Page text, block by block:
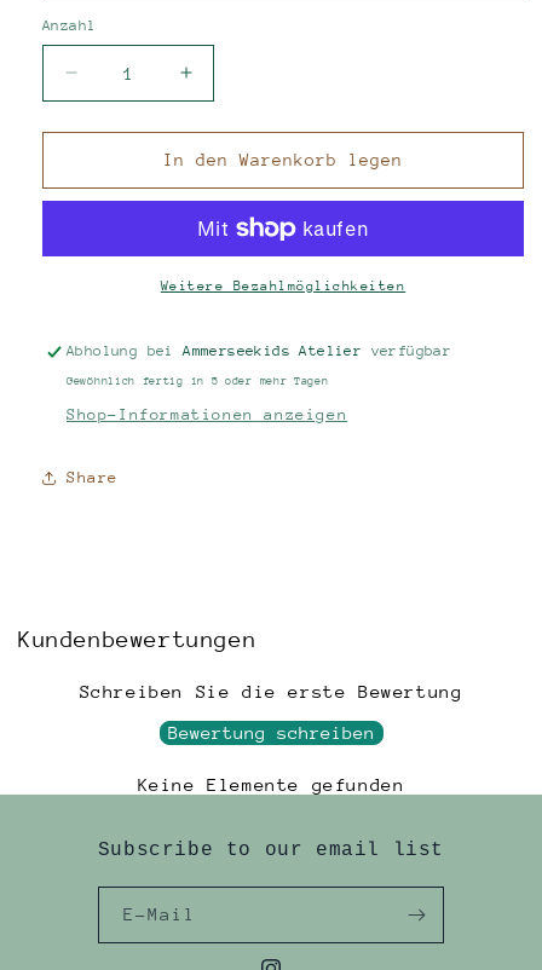
Anzahl
Verringere
die
Menge
Musseline
&amp;
Erhöhe
die
Menge
für
Musseline
Herzen
&amp;
Streifen
In den Warenkorb legen
Weitere Bezahlmöglichkeiten
Abholung beiAmmerseekids Atelier verfügbar
Gewöhnlich fertig in 5 oder mehr Tagen
Shop-Informationen anzeigen
Share
Kundenbewertungen
Schreiben Sie die erste Bewertung
Bewertung schreiben
Keine Elemente gefunden
Subscribe to our email list
E-Mail